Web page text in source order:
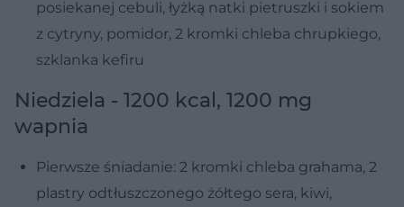
posiekanej cebuli, łyżką natki pietruszki i sokiem
z cytryny, pomidor, 2 kromki chleba chrupkiego,
szklanka kefiru
Niedziela - 1200 kcal, 1200 mg
wapnia
Pierwsze śniadanie: 2 kromki chleba grahama, 2
plastry odtłuszczonego żółtego sera, kiwi,